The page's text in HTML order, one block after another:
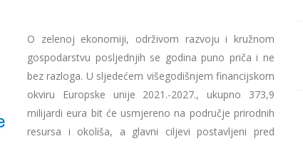
O zelenoj ekonomiji, održivom razvoju i kružnom
gospodarstvu posljednjih se godina puno priča i ne
bez razloga. U sljedećem višegodišnjem financijskom
okviru Europske unije 2021.-2027., ukupno 373,9
milijardi eura bit će usmjereno na područje prirodnih
resursa i okoliša, a glavni ciljevi postavljeni pred